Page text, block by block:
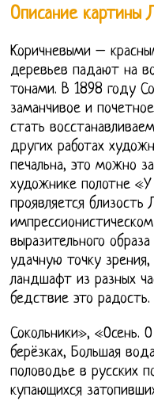
Описание картины
Коричневыми –
деревьев падают на
тонами. В 1898 году
заманчивое и
стать
других работах
печальна, это можно
художнике полотне
проявляется близость
выразительного
удачную точку
ландшафт из разных
бедствие это радость.
Сокольники», «Осень.
берёзках, Большая
половодье в русских
купающихся